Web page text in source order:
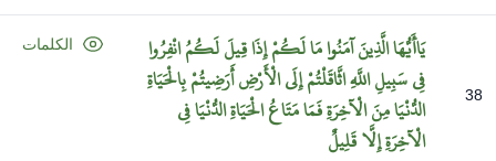
38
يَاأَيُّهَاالَّذِينَآمَنُوامَالَكُمْإِذَاقِيلَلَكُمُانْفِرُوا
فِيسَبِيلِاللَّهِاثَّاقَلْتُمْإِلَىالْأَرْضِأَرَضِيتُمْبِالْحَيَاةِ
الدُّنْيَامِنَالْآخِرَةِفَمَامَتَاعُالْحَيَاةِالدُّنْيَافِي
الْآخِرَةِإِلَّاقَلِيلٌ
الكلمات